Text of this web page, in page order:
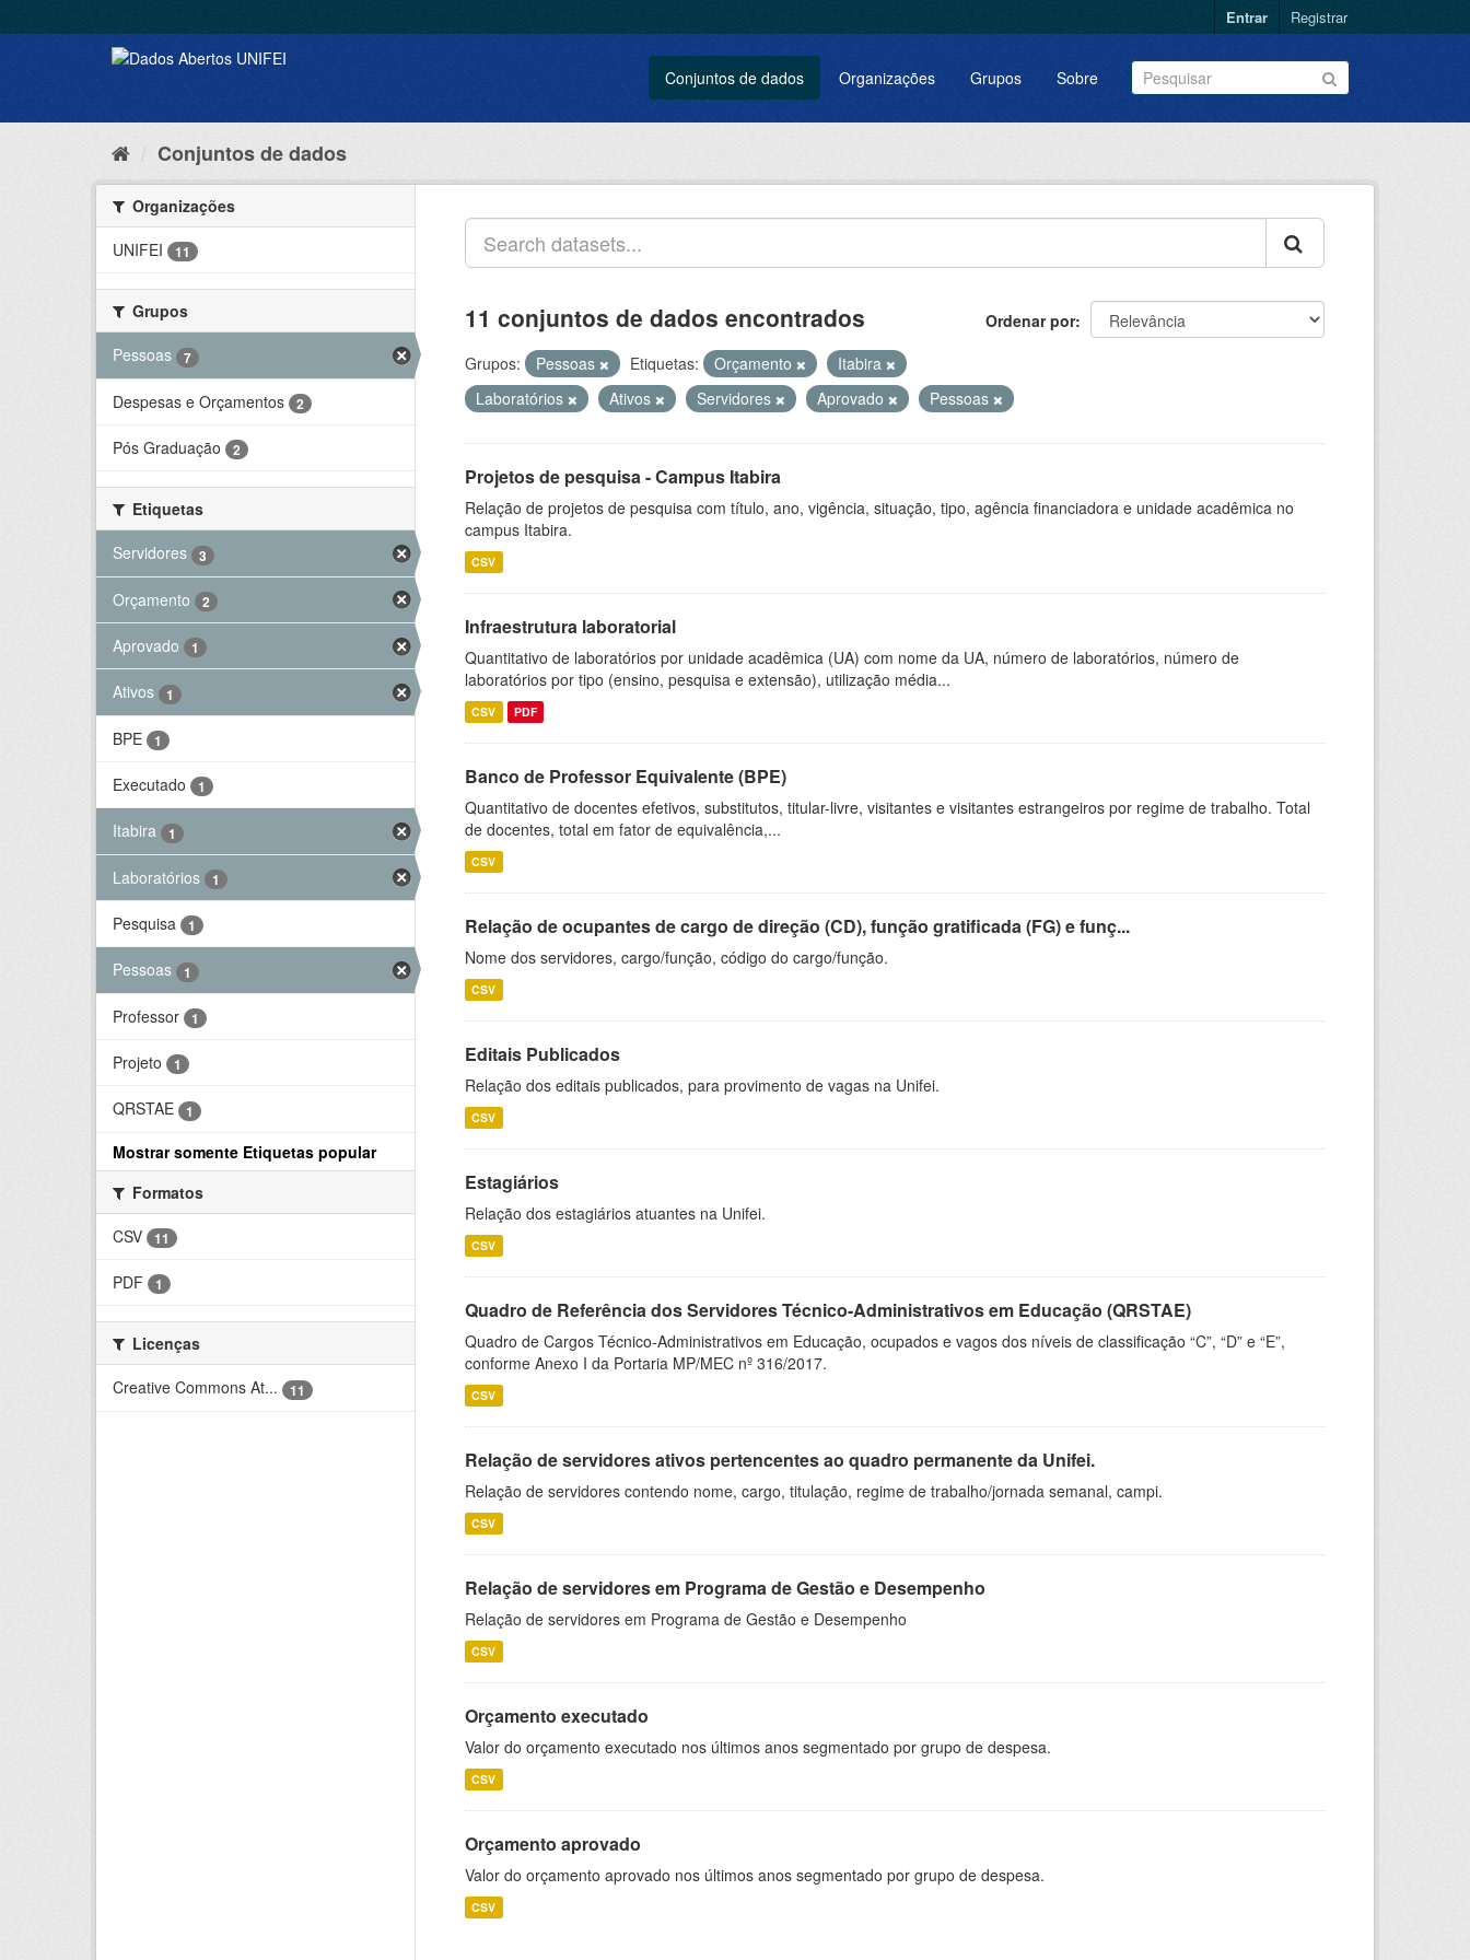
Entrar Registrar
Conjuntos de dados Organizações Grupos Sobre
Conjuntos de dados
Organizações
UNIFEI
11
Grupos
Pessoas
7
Despesas e Orçamentos 2
Pós Graduação 2
Etiquetas
Servidores
3
Orçamento 2
Aprovado 1
Ativos 1
BPE 1
Executado 1
Itabira 1
Laboratórios 1
Pesquisa 1
Pessoas 1
Professor 1
Projeto 1
QRSTAE 1
Mostrar somente Etiquetas popular
Formatos
CSV
11
PDF 1
Licenças
Creative Commons At...
11
Ordenar por
11 conjuntos de dados encontrados
Grupos: Pessoas Etiquetas: Orçamento
Itabira
Laboratórios
Ativos Servidores Aprovado Pessoas
Projetos de pesquisa - Campus Itabira
Relação de projetos de pesquisa com título, ano, vigência, situação, tipo, agência financiadora e unidade acadêmica no
campus Itabira.
CSV
Infraestrutura laboratorial
Quantitativo de laboratórios por unidade acadêmica (UA) com nome da UA, número de laboratórios, número de
laboratórios por tipo (ensino, pesquisa e extensão), utilização média...
CSV PDF
Banco de Professor Equivalente (BPE)
Quantitativo de docentes efetivos, substitutos, titular-livre, visitantes e visitantes estrangeiros por regime de trabalho. Total
de docentes, total em fator de equivalência,...
CSV
Relação de ocupantes de cargo de direção (CD), função gratificada (FG) e funç...
Nome dos servidores, cargo/função, código do cargo/função.
CSV
Editais Publicados
Relação dos editais publicados, para provimento de vagas na Unifei.
CSV
Estagiários
Relação dos estagiários atuantes na Unifei.
CSV
Quadro de Referência dos Servidores Técnico-Administrativos em Educação (QRSTAE)
Quadro de Cargos Técnico-Administrativos em Educação, ocupados e vagos dos níveis de classificação “C”, “D” e “E”,
conforme Anexo I da Portaria MP/MEC nº 316/2017.
CSV
Relação de servidores ativos pertencentes ao quadro permanente da Unifei.
Relação de servidores contendo nome, cargo, titulação, regime de trabalho/jornada semanal, campi.
CSV
Relação de servidores em Programa de Gestão e Desempenho
Relação de servidores em Programa de Gestão e Desempenho
CSV
Orçamento executado
Valor do orçamento executado nos últimos anos segmentado por grupo de despesa.
CSV
Orçamento aprovado
Valor do orçamento aprovado nos últimos anos segmentado por grupo de despesa.
CSV